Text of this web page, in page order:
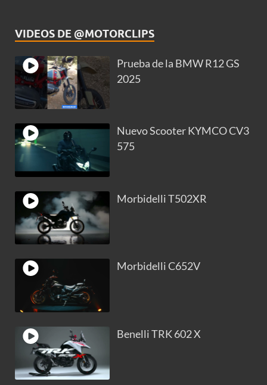
VIDEOS DE @MOTORCLIPS
Prueba de la BMW R12 GS
2025
Nuevo Scooter KYMCO CV3
575
Morbidelli T502XR
Morbidelli C652V
Benelli TRK 602 X